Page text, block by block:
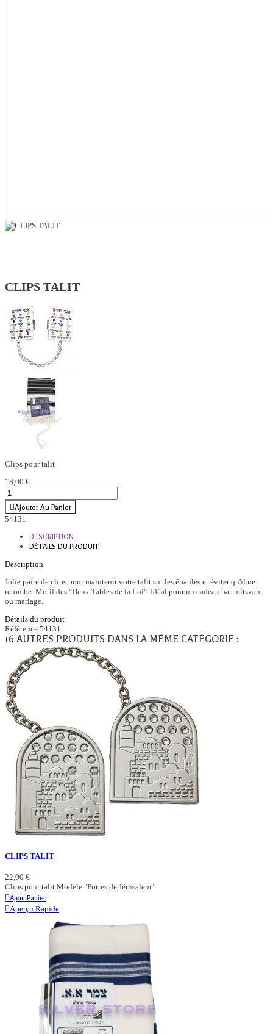
CLIPS TALIT
Clips pour talit
18,00 €
Ajouter Au Panier
54131
DESCRIPTION
DÉTAILS DU PRODUIT
Description
Jolie paire de clips pour maintenir votre talit sur les épaules et éviter qu'il ne
retombe. Motif des "Deux Tables de la Loi". Idéal pour un cadeau bar-mitsvah
ou mariage.
Détails du produit
Référence 54131
16 AUTRES PRODUITS DANS LA MÊME CATÉGORIE :
CLIPS TALIT
22,00 €
Clips pour talit Modèle "Portes de Jérusalem"
Ajout Panier
Aperçu Rapide